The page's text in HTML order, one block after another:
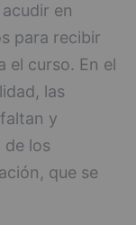
en
para recibir
el curso. En el
las
y
los
que se